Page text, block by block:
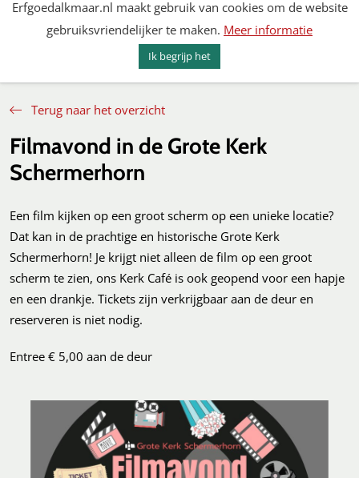
Spring
Erfgoedalkmaar.nl maakt gebruik van cookies om de website
gebruiksvriendelijker te maken. Meer informatie
Ik begrijp het
Terug naar het overzicht
Filmavond in de Grote Kerk
Schermerhorn
Een film kijken op een groot scherm op een unieke locatie?
Dat kan in de prachtige en historische Grote Kerk
Schermerhorn! Je krijgt niet alleen de film op een groot
scherm te zien, ons Kerk Café is ook geopend voor een hapje
en een drankje. Tickets zijn verkrijgbaar aan de deur en
reserveren is niet nodig.
Entree € 5,00 aan de deur